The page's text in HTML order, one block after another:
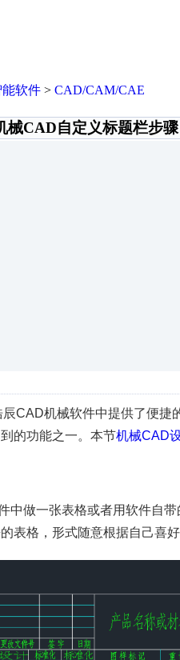
能软件 > CAD/CAM/CAE
械CAD自定义标题栏步骤
CAD机械软件中提供了便捷
的功能之一。本节机械CAD
中做一张表格或者用软件自
表格，形式随意根据自己喜